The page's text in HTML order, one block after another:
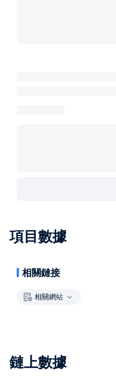
項目數據
相關鏈接
相關網站
鏈上數據